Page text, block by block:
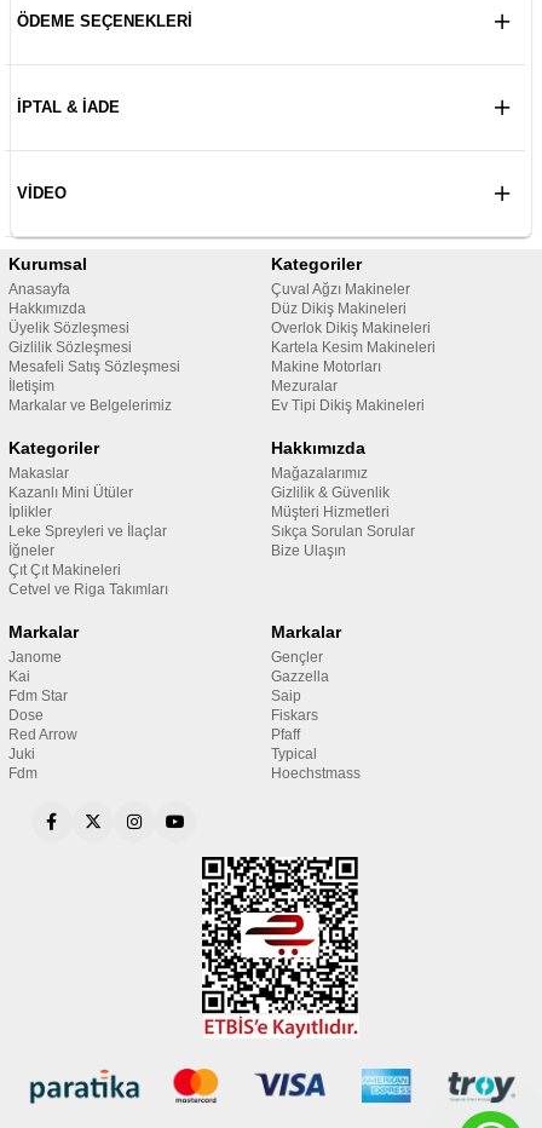
ÖDEME SEÇENEKLERI
İPTAL & İADE
VIDEO
Kurumsal
Anasayfa
Hakkımızda
Üyelik Sözleşmesi
Gizlilik Sözleşmesi
Mesafeli Satış Sözleşmesi
İletişim
Markalar ve Belgelerimiz
Kategoriler
Çuval Ağzı Makineler
Düz Dikiş Makineleri
Overlok Dikiş Makineleri
Kartela Kesim Makineleri
Makine Motorları
Mezuralar
Ev Tipi Dikiş Makineleri
Kategoriler
Makaslar
Kazanlı Mini Ütüler
İplikler
Leke Spreyleri ve İlaçlar
İğneler
Çıt Çıt Makineleri
Cetvel ve Riga Takımları
Hakkımızda
Mağazalarımız
Gizlilik & Güvenlik
Müşteri Hizmetleri
Sıkça Sorulan Sorular
Bize Ulaşın
Markalar
Janome
Kai
Fdm Star
Dose
Red Arrow
Juki
Fdm
Markalar
Gençler
Gazzella
Saip
Fiskars
Pfaff
Typical
Hoechstmass